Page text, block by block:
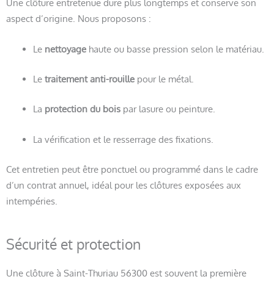
Une clôture entretenue dure plus longtemps et conserve son
aspect d’origine. Nous proposons :
Le nettoyagehaute ou basse pression selon le matériau.
Le traitement anti-rouillepour le métal.
La protection du boispar lasure ou peinture.
La vérification et le resserrage des fixations.
Cet entretien peut être ponctuel ou programmé dans le cadre
d’un contrat annuel, idéal pour les clôtures exposées aux
intempéries.
Sécurité et protection
Une clôture à Saint-Thuriau 56300 est souvent la première